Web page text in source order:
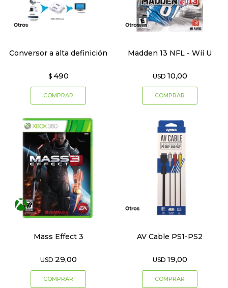
Conversor a alta definición
$ 490
Madden 13 NFL - Wii U
USD 10,00
Mass Effect 3
USD 29,00
AV Cable PS1-PS2
USD 19,00